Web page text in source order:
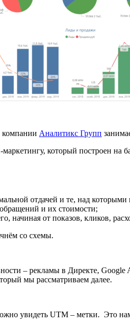
Аналитикс Групп
маркетингу, который построен на
отдачей и те, над которыми
и их стоимости;
начиная от показов, кликов,
со схемы.
– рекламы в Директе,
мы рассматриваем далее.
увидеть UTM – метки. Это